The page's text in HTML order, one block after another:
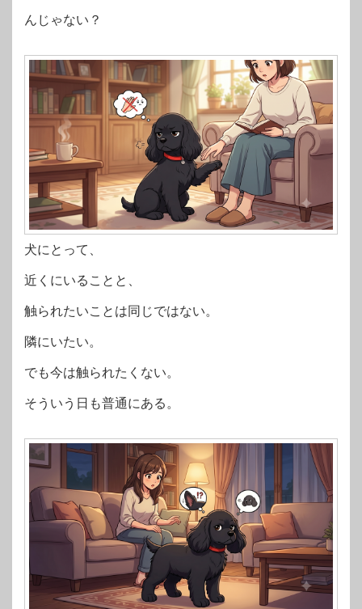
んじゃない？
犬にとって、
近くにいることと、
触られたいことは同じではない。
隣にいたい。
でも今は触られたくない。
そういう日も普通にある。